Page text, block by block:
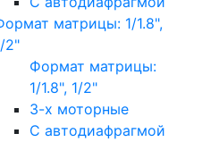
матрицы: 1/1.8",
2"
Формат матрицы:
1/1.8", 1/2"
3-х моторные
С автодиафрагмой